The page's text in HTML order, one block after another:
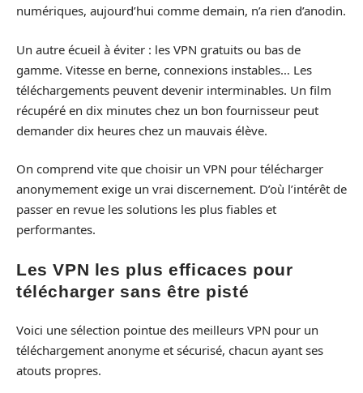
numériques, aujourd’hui comme demain, n’a rien d’anodin.
Un autre écueil à éviter : les VPN gratuits ou bas de
gamme. Vitesse en berne, connexions instables… Les
téléchargements peuvent devenir interminables. Un film
récupéré en dix minutes chez un bon fournisseur peut
demander dix heures chez un mauvais élève.
On comprend vite que choisir un VPN pour télécharger
anonymement exige un vrai discernement. D’où l’intérêt de
passer en revue les solutions les plus fiables et
performantes.
Les VPN les plus efficaces pour
télécharger sans être pisté
Voici une sélection pointue des meilleurs VPN pour un
téléchargement anonyme et sécurisé, chacun ayant ses
atouts propres.